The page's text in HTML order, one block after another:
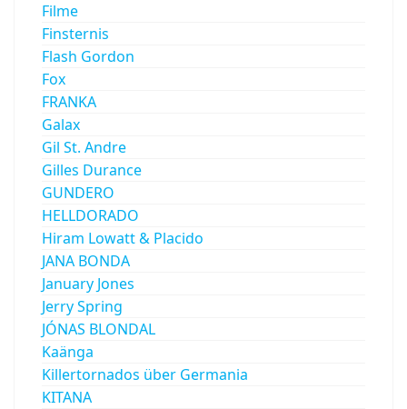
Filme
Finsternis
Flash Gordon
Fox
FRANKA
Galax
Gil St. Andre
Gilles Durance
GUNDERO
HELLDORADO
Hiram Lowatt & Placido
JANA BONDA
January Jones
Jerry Spring
JÓNAS BLONDAL
Kaänga
Killertornados über Germania
KITANA